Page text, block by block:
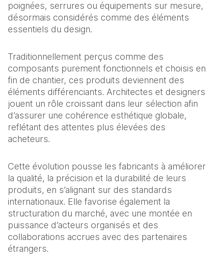
poignées, serrures ou équipements sur mesure,
désormais considérés comme des éléments
essentiels du design.
Traditionnellement perçus comme des
composants purement fonctionnels et choisis en
fin de chantier, ces produits deviennent des
éléments différenciants. Architectes et designers
jouent un rôle croissant dans leur sélection afin
d’assurer une cohérence esthétique globale,
reflétant des attentes plus élevées des
acheteurs.
Cette évolution pousse les fabricants à améliorer
la qualité, la précision et la durabilité de leurs
produits, en s’alignant sur des standards
internationaux. Elle favorise également la
structuration du marché, avec une montée en
puissance d’acteurs organisés et des
collaborations accrues avec des partenaires
étrangers.